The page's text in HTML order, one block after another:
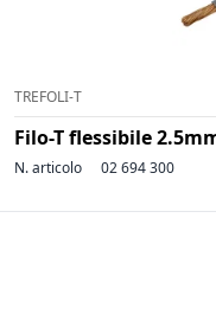
TREFOLI-T
Filo-T flessibile
N. articolo 02 694 300